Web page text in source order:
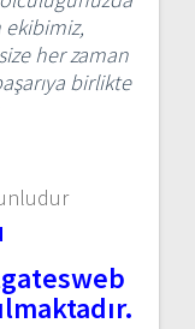
ekibimiz,
her zaman
birlikte